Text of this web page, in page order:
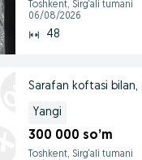
Toshkent, Sirg‘ali tumani
06/08/2026
48
Sarafan koftasi bilan,
Yangi
300 000 so’m
Toshkent, Sirg‘ali tumani